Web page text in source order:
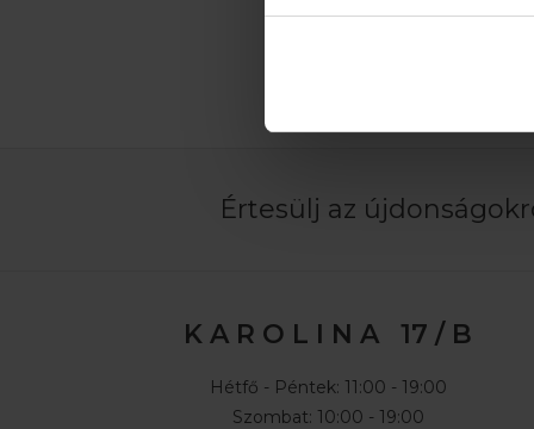
21.500 Ft
Értesülj az
K A R O L I N A 17 / B
Hétfő - Péntek: 11:00 - 19:00
Szombat: 10:00 - 19:00